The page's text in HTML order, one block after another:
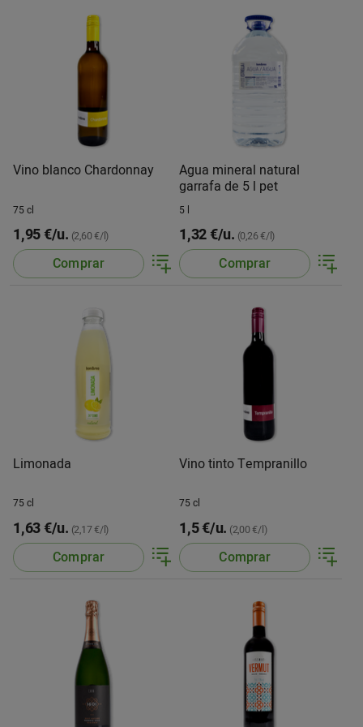
Vino blanco Chardonnay
75 cl
1,95 €/u. (2,60 €/l)
Comprar
Agua mineral natural
garrafa de 5 l pet
5 l
1,32 €/u. (0,26 €/l)
Comprar
Limonada
75 cl
1,63 €/u. (2,17 €/l)
Comprar
Vino tinto Tempranillo
75 cl
1,5 €/u. (2,00 €/l)
Comprar